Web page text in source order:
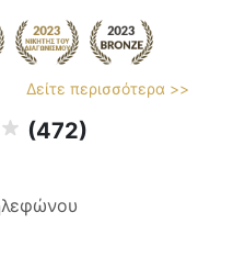
Δείτε περισσότερα >>
(472)